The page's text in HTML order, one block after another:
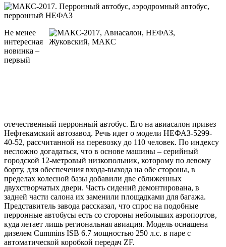
Не менее
интересная
новинка –
первый
отечественный перронный автобус. Его на авиасалон привез
Нефтекамский автозавод. Речь идет о модели НЕФАЗ-5299-
40-52, рассчитанной на перевозку до 110 человек. По индексу
несложно догадаться, что в основе машины – серийный
городской 12-метровый низкопольник, которому по левому
борту, для обеспечения входа-выхода на обе стороны, в
пределах колесной базы добавили две сближенных
двухстворчатых двери. Часть сидений демонтирована, в
задней части салона их заменили площадками для багажа.
Представитель завода рассказал, что спрос на подобные
перронные автобусы есть со стороны небольших аэропортов,
куда летает лишь региональная авиация. Модель оснащена
дизелем Cummins ISB 6.7 мощностью 250 л.с. в паре с
автоматической коробкой передач ZF.